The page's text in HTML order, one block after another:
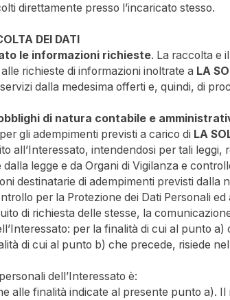
direttamente presso l’incaricato stesso.
DEI DATI
le informazioni richieste. La raccolta e
richieste di informazioni inoltrate a LA
dalla medesima offerti e, quindi, di
di natura contabile e
gli adempimenti previsti a carico di LA
all’Interessato, intendendosi per tali
legge e da Organi di Vigilanza e
destinatarie di adempimenti previsti dalla
per la Protezione dei Dati Personali
di richiesta delle stesse, la
per la finalità di cui al punto
di cui al punto b) che precede, risiede
dell’Interessato è:
alle finalità indicate al presente punto a).